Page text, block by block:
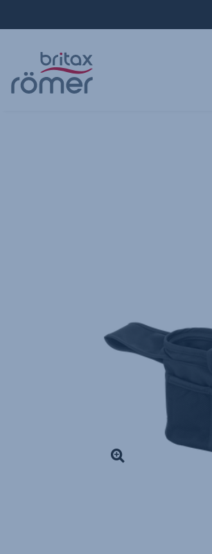
Hauptinhalt
springen